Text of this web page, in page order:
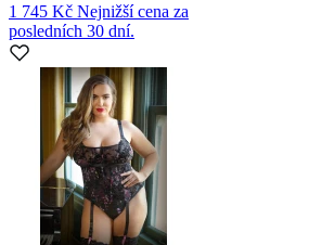
1 745 Kč Nejnižší cena za
posledních 30 dní.